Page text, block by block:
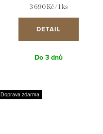
Měrná
3 690 Kč / 1 ks
DETAIL
Do 3 dnů
Doprava zdarma